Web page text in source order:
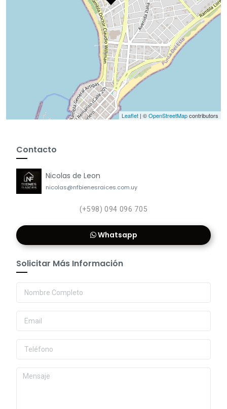
Leaflet | ©OpenStreetMapcontributors
Contacto
Nicolas de Leon
nicolas@nfbienesraices.com.uy
(+598) 094 096 705
Whatsapp
Solicitar Más Información